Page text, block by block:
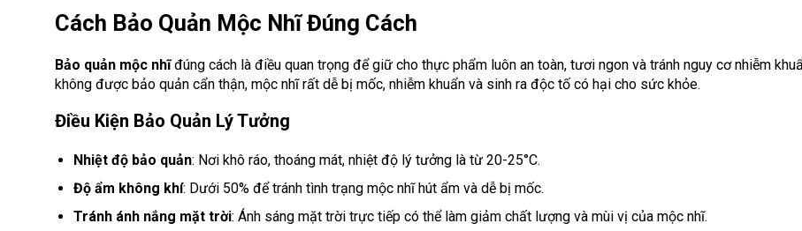
Cách Bảo Quản Mộc Nhĩ Đúng Cách
Bảo quản mộc nhĩđúng cách là điều quan trọng để giữ cho thực phẩm luôn an toàn, tươi ngon và tránh nguy cơ nhiễm
không được bảo quản cẩn thận, mộc nhĩ rất dễ bị mốc, nhiễm khuẩn và sinh ra độc tố có hại cho sức khỏe.
Điều Kiện Bảo Quản Lý Tưởng
Nhiệt độ bảo quản: Nơi khô ráo, thoáng mát, nhiệt độ lý tưởng là từ 20-25°C.
Độ ẩm không khí: Dưới 50% để tránh tình trạng mộc nhĩ hút ẩm và dễ bị mốc.
Tránh ánh nắng mặt trời: Ánh sáng mặt trời trực tiếp có thể làm giảm chất lượng và mùi vị của mộc nhĩ.